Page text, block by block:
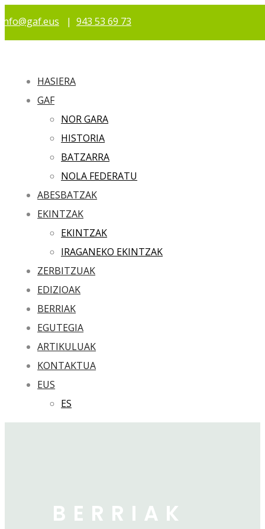
info@gaf.eus | 943 53 69 73
HASIERA
GAF
NOR GARA
HISTORIA
BATZARRA
NOLA FEDERATU
ABESBATZAK
EKINTZAK
EKINTZAK
IRAGANEKO EKINTZAK
ZERBITZUAK
EDIZIOAK
BERRIAK
EGUTEGIA
ARTIKULUAK
KONTAKTUA
EUS
ES
BERRIAK